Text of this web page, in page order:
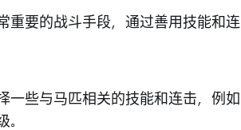
重要的战斗手段，通过善用技能和
一些与马匹相关的技能和连击，例
。